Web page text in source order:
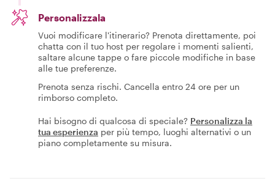
Personalizzala
Vuoi modificare l'itinerario? Prenota direttamente, poi
chatta con il tuo host per regolare i momenti salienti,
saltare alcune tappe o fare piccole modifiche in base
alle tue preferenze.
Prenota senza rischi. Cancella entro 24 ore per un
rimborso completo.
Hai bisogno di qualcosa di speciale? Personalizza la
tua esperienza per più tempo, luoghi alternativi o un
piano completamente su misura.